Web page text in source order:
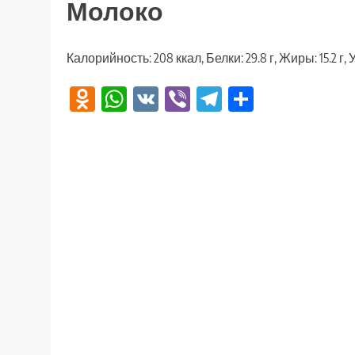
Молоко
Калорийность: 208 ккал, Белки: 29.8 г, Жиры: 15.2 г,
Odnoklassniki
WhatsApp
VK ViberTelegram